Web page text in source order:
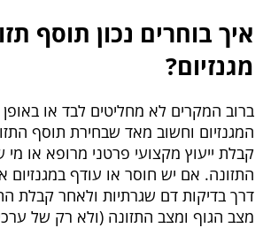
איך בוחרים נכון תוסף
מגנזיום?
ברוב המקרים לא מחליטים לבד או
המגנזיום וחשוב מאד שבחירת תוסף
קבלת ייעוץ מקצועי פרטני מרופא או
התזונה. אם יש חוסר או עודף
דרך בדיקות דם שגרתיות ולאחר קבלת
מצב הגוף ומצב התזונה (ולא רק של